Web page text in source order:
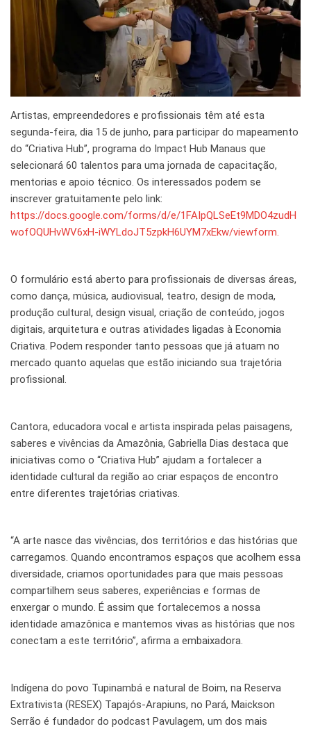
Artistas, empreendedores e profissionais têm até esta
segunda-feira, dia 15 de junho, para participar do mapeamento
do “Criativa Hub”, programa do Impact Hub Manaus que
selecionará 60 talentos para uma jornada de capacitação,
mentorias e apoio técnico. Os interessados podem se
inscrever gratuitamente pelo link:
https://docs.google.com/forms/d/e/1FAIpQLSeEt9MDO4zudH
wofOQUHvWV6xH-iWYLdoJT5zpkH6UYM7xEkw/viewform.
O formulário está aberto para profissionais de diversas áreas,
como dança, música, audiovisual, teatro, design de moda,
produção cultural, design visual, criação de conteúdo, jogos
digitais, arquitetura e outras atividades ligadas à Economia
Criativa. Podem responder tanto pessoas que já atuam no
mercado quanto aquelas que estão iniciando sua trajetória
profissional.
Cantora, educadora vocal e artista inspirada pelas paisagens,
saberes e vivências da Amazônia, Gabriella Dias destaca que
iniciativas como o “Criativa Hub” ajudam a fortalecer a
identidade cultural da região ao criar espaços de encontro
entre diferentes trajetórias criativas.
“A arte nasce das vivências, dos territórios e das histórias que
carregamos. Quando encontramos espaços que acolhem essa
diversidade, criamos oportunidades para que mais pessoas
compartilhem seus saberes, experiências e formas de
enxergar o mundo. É assim que fortalecemos a nossa
identidade amazônica e mantemos vivas as histórias que nos
conectam a este território”, afirma a embaixadora.
Indígena do povo Tupinambá e natural de Boim, na Reserva
Extrativista (RESEX) Tapajós-Arapiuns, no Pará, Maickson
Serrão é fundador do podcast Pavulagem, um dos mais